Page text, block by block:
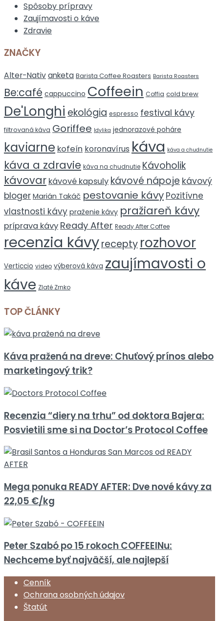
Spôsoby prípravy
Zaujímavosti o káve
Zdravie
ZNAČKY
Alter-Nativanketa Barista Coffee Roasters Barista Roasters
Be:café cappuccino Coffeein Coffia cold brew
De'Longhi ekológia espresso festival kávy
filtrovaná káva Goriffee Idylika jednorazové poháre
kaviarne kofeín koronavírus káva káva a chudnutie
káva a zdravie káva na chudnutie Kávoholik
kávovar kávové kapsuly kávové nápoje kávový
blogerMarián Takáč pestovanie kávy Pozitívne
vlastnosti kávy praženie kávy pražiareň kávy
príprava kávy Ready After Ready After Coffee
recenzia kávyrecepty rozhovor
Verticcio video výberová káva zaujímavosti o
káve Zlaté Zrnko
TOP ČLÁNKY
Káva pražená na dreve: Chuťový prínos alebo
marketingový trik?
Recenzia “diery na trhu” od doktora Bajera:
Posvietili sme si na Doctor’s Protocol Coffee
Mega ponuka READY AFTER: Dve nové kávy za
22,05 €/kg
Peter Szabó po 15 rokoch COFFEEINu:
Nechceme byť najväčší, ale najlepší
Cenník
Ochrana osobných údajov
Štatút